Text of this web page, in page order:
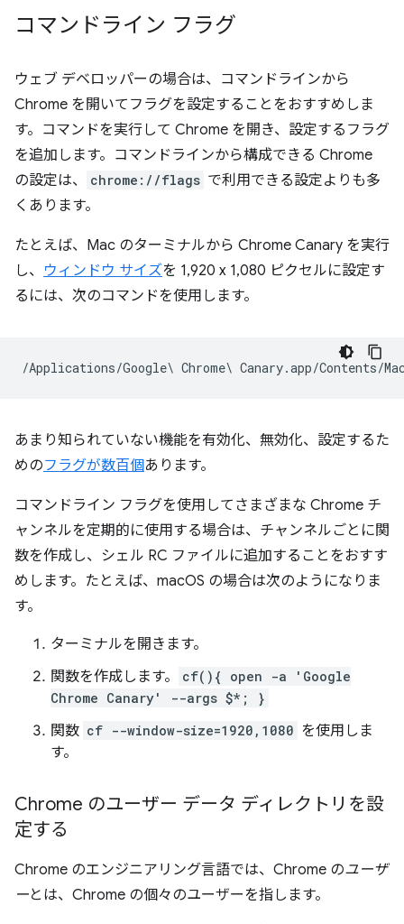
コマンドライン フラグ
ウェブ デベロッパーの場合は、コマンドラインから
Chrome を開いてフラグを設定することをおすすめしま
す。コマンドを実行して Chrome を開き、設定するフラグ
を追加します。コマンドラインから構成できる Chrome
の設定は、
chrome://flags で利用できる設定よりも多
くあります。
たとえば、Mac のターミナルから Chrome Canary を実行
し、 ウィンドウ サイズを 1,920 x 1,080 ピクセルに設定す
るには、次のコマンドを使用します。
あまり知られていない機能を有効化、無効化、設定するた
めのフラグが数百個あります。
コマンドライン フラグを使用してさまざまな Chrome チ
ャンネルを定期的に使用する場合は、チャンネルごとに関
数を作成し、シェル RC ファイルに追加することをおすす
めします。たとえば、macOS の場合は次のようになりま
す。
ターミナルを開きます。
関数を作成します。
cf(){ open -a 'Google
Chrome Canary' --args $*; }
関数 cf --window-size=1920,1080 を使用しま
す。
Chrome のユーザー データ ディレクトリを設
定する
Chrome のエンジニアリング言語では、Chrome のユーザ
ーとは、Chrome の個々のユーザーを指します。